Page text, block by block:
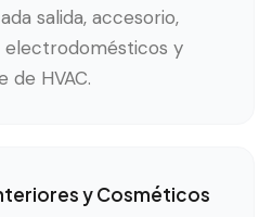
salida, accesorio,
electrodomésticos y
HVAC.
y Cosméticos